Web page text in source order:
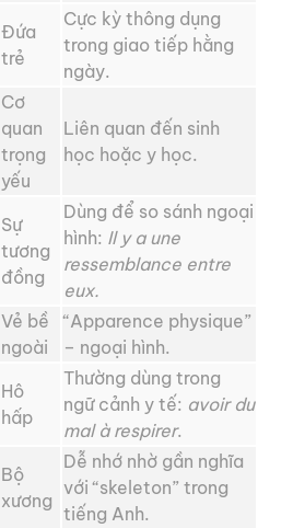
Đứa
trẻ
Cực kỳ thông dụng
trong giao tiếp hằng
ngày.
Cơ
quan
trọng
yếu
Liên quan đến sinh
học hoặc y học.
Sự
tương
đồng
Dùng để so sánh ngoại
hình: Il y a une
ressemblance entre
eux.
Vẻ bề
ngoài
“Apparence physique”
– ngoại hình.
Hô
hấp
Thường dùng trong
ngữ cảnh y tế: avoir du
mal à respirer.
Bộ
xương
Dễ nhớ nhờ gần nghĩa
với “skeleton” trong
tiếng Anh.